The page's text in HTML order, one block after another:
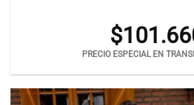
$
PRECIO ESPECIAL EN